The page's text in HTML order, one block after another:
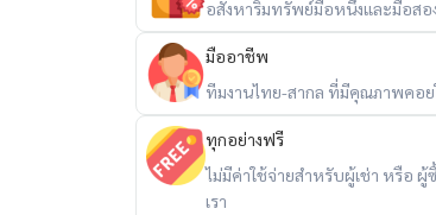
อสังหาริมทรัพย์มือหนึ่งและมือสอ
มืออาชีพ
ทีมงานไทย-สากล ที่มีคุณภาพคอย
ทุกอย่างฟรี
ไม่มีค่าใช้จ่ายสำหรับผู้เช่า หรือ
เรา